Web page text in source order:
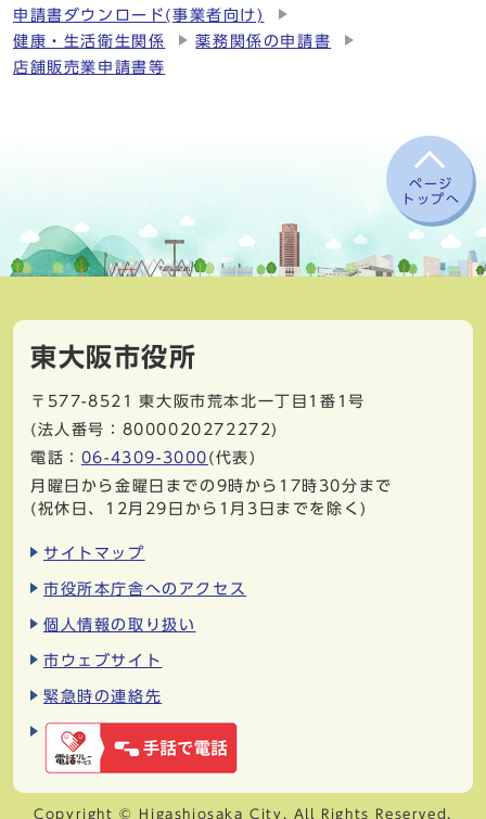
申請書ダウンロード(事業者向け)
健康・生活衛生関係
薬務関係の申請書
店舗販売業申請書等
ページ
トップへ
東大阪市役所
〒577-8521
東大阪市荒本北一丁目1番1号
(法人番号：8000020272272)
電話： 06-4309-3000 (代表)
月曜日から金曜日までの9時から17時30分まで
(祝休日、12月29日から1月3日までを除く)
サイトマップ
市役所本庁舎へのアクセス
個人情報の取り扱い
市ウェブサイト
緊急時の連絡先
Copyright © Higashiosaka City. All Rights Reserved.